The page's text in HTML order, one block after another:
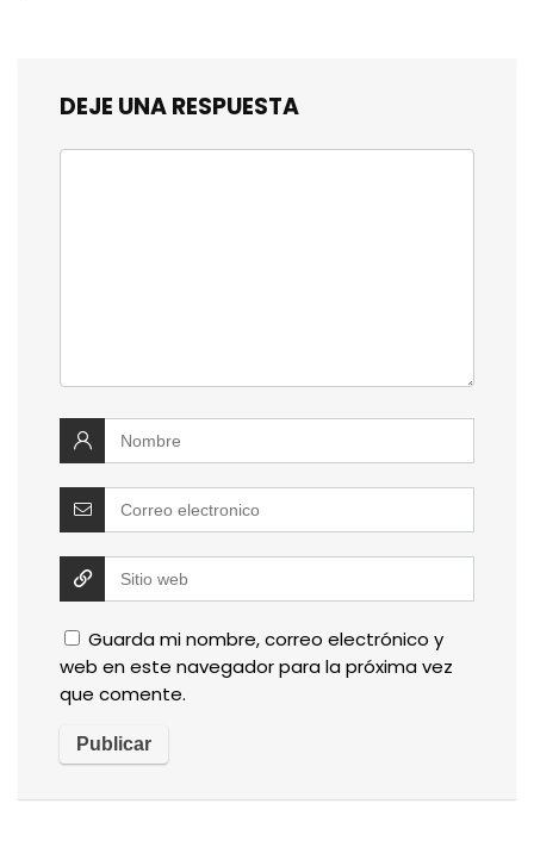
DEJE UNA RESPUESTA
Guarda mi nombre, correo electrónico y
web en este navegador para la próxima vez
que comente.